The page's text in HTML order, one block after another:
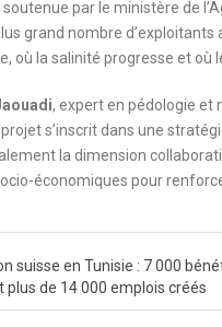
soutenue par le ministère de
grand nombre d’exploitants
où la salinité progresse et
, expert en pédologie et
s’inscrit dans une
la dimension
économiques pour
suisse en Tunisie : 7 000
de 14 000 emplois créés